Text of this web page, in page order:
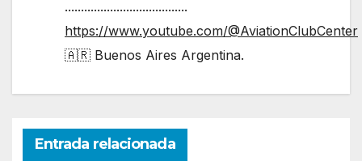
......................................
https://www.youtube.com/@AviationClubCenter
🇦🇷 Buenos Aires Argentina.
Entrada relacionada